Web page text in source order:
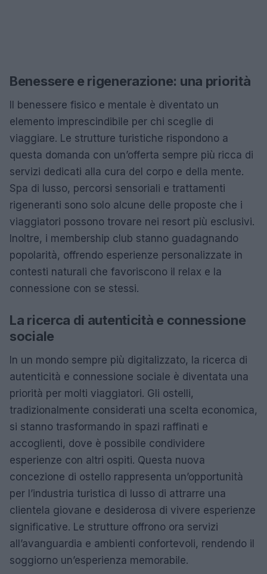
Benessere e rigenerazione: una priorità
Il benessere fisico e mentale è diventato un
elemento imprescindibile per chi sceglie di
viaggiare. Le strutture turistiche rispondono a
questa domanda con un’offerta sempre più ricca di
servizi dedicati alla cura del corpo e della mente.
Spa di lusso, percorsi sensoriali e trattamenti
rigeneranti sono solo alcune delle proposte che i
viaggiatori possono trovare nei resort più esclusivi.
Inoltre, i membership club stanno guadagnando
popolarità, offrendo esperienze personalizzate in
contesti naturali che favoriscono il relax e la
connessione con se stessi.
La ricerca di autenticità e connessione
sociale
In un mondo sempre più digitalizzato, la ricerca di
autenticità e connessione sociale è diventata una
priorità per molti viaggiatori. Gli ostelli,
tradizionalmente considerati una scelta economica,
si stanno trasformando in spazi raffinati e
accoglienti, dove è possibile condividere
esperienze con altri ospiti. Questa nuova
concezione di ostello rappresenta un’opportunità
per l’industria turistica di lusso di attrarre una
clientela giovane e desiderosa di vivere esperienze
significative. Le strutture offrono ora servizi
all’avanguardia e ambienti confortevoli, rendendo il
soggiorno un’esperienza memorabile.